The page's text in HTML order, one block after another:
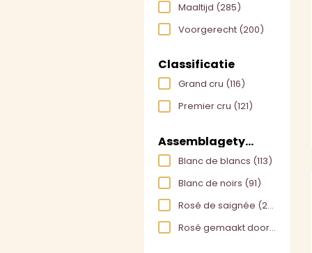
Maaltijd (285)
Voorgerecht (200)
Classificatie
Grand cru (116)
Premier cru (121)
Assemblagetype
Blanc de blancs (113)
Blanc de noirs (91)
Rosé de saignée (24)
Rosé gemaakt door assemblage